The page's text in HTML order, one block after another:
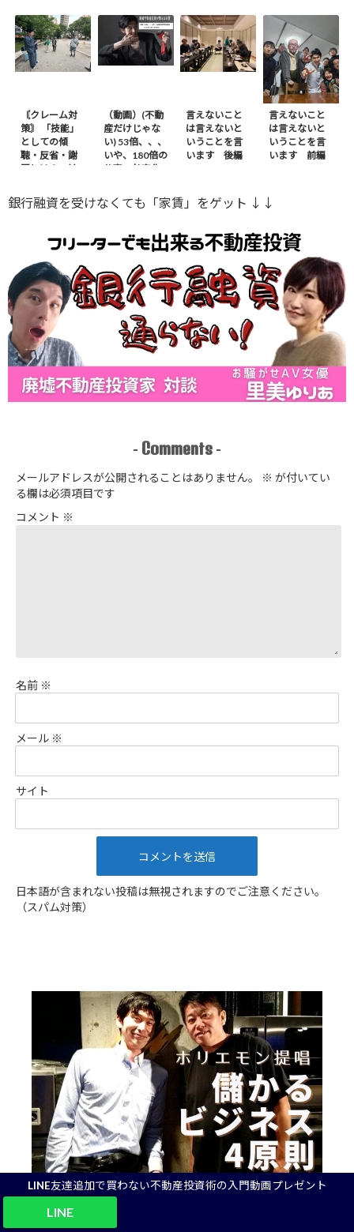
LINE友達追加で買わない不動産投資術の入門動画プレゼント
LINE
〘クレーム対
策〙 「技能」
としての傾
聴・反省・謝
罪とは？ – 前
（動画）(不動
産だけじゃな
い) 53倍、、、
いや、180倍の
仕事の効率化
言えないこと
は言えないと
いうことを言
います 後編
言えないこと
は言えないと
いうことを言
います 前編
銀行融資を受けなくても「家賃」をゲット ↓↓
- Comments -
メールアドレスが公開されることはありません。 ※ が付いてい
る欄は必須項目です
コメント ※
名前 ※
メール ※
サイト
日本語が含まれない投稿は無視されますのでご注意ください。
（スパム対策）